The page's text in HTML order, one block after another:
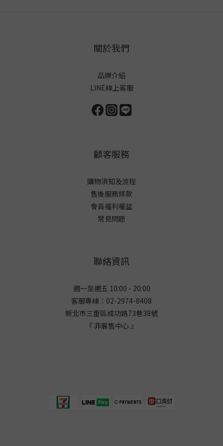
關於我們
品牌介紹
LINE線上客服
顧客服務
購物須知及流程
售後服務條款
會員福利權益
常見問題
聯絡資訊
週一至週五 10:00 - 20:00
客服專線：02-2974-8408
新北市三重區成功路73巷38號
『 非展售中心 』